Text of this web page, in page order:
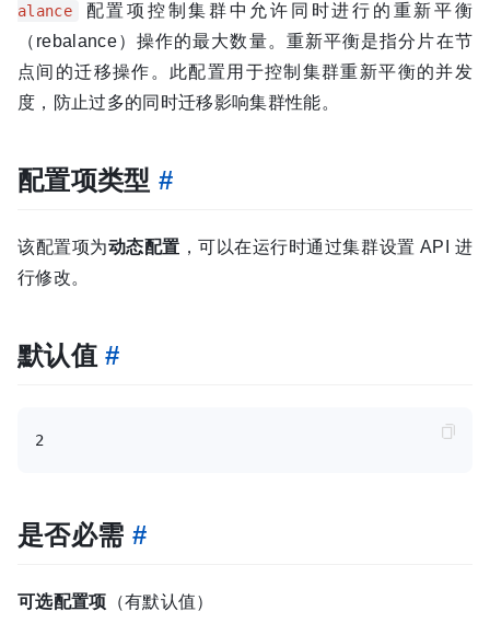
alance
配置项控制集群中允许同时进行的重新平衡
（rebalance）操作的最大数量。重新平衡是指分片在节
点间的迁移操作。此配置用于控制集群重新平衡的并发
度，防止过多的同时迁移影响集群性能。
配置项类型 #
该配置项为动态配置 ，可以在运行时通过集群设置 API 进
行修改。
默认值#
是否必需 #
可选配置项 （有默认值）